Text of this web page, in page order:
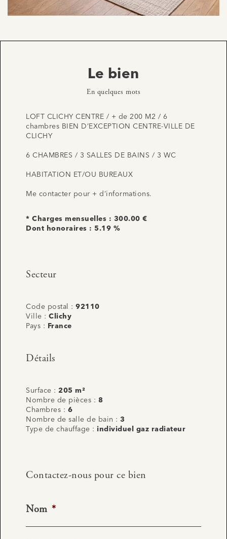
Le bien
En quelques mots
LOFT CLICHY CENTRE / + de 200 M2 / 6
chambres BIEN D’EXCEPTION CENTRE-VILLE DE
CLICHY
6 CHAMBRES / 3 SALLES DE BAINS / 3 WC
HABITATION ET/OU BUREAUX
Me contacter pour + d’informations.
* Charges mensuelles : 300.00 €
Dont honoraires : 5.19 %
Secteur
Code postal : 92110
Ville : Clichy
Pays :
France
Détails
Surface : 205 m²
Nombre de pièces : 8
Chambres : 6
Nombre de salle de bain : 3
Type de chauffage : individuel gaz radiateur
Contactez-nous pour ce bien
Nom *